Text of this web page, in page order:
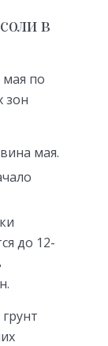
в
по
зон
мая.
до 12-